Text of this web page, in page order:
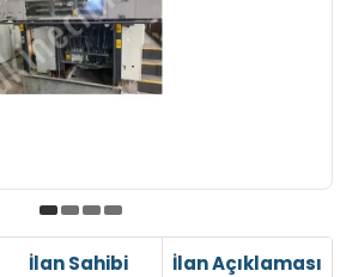
İlan Sahibi İlan Açıklaması